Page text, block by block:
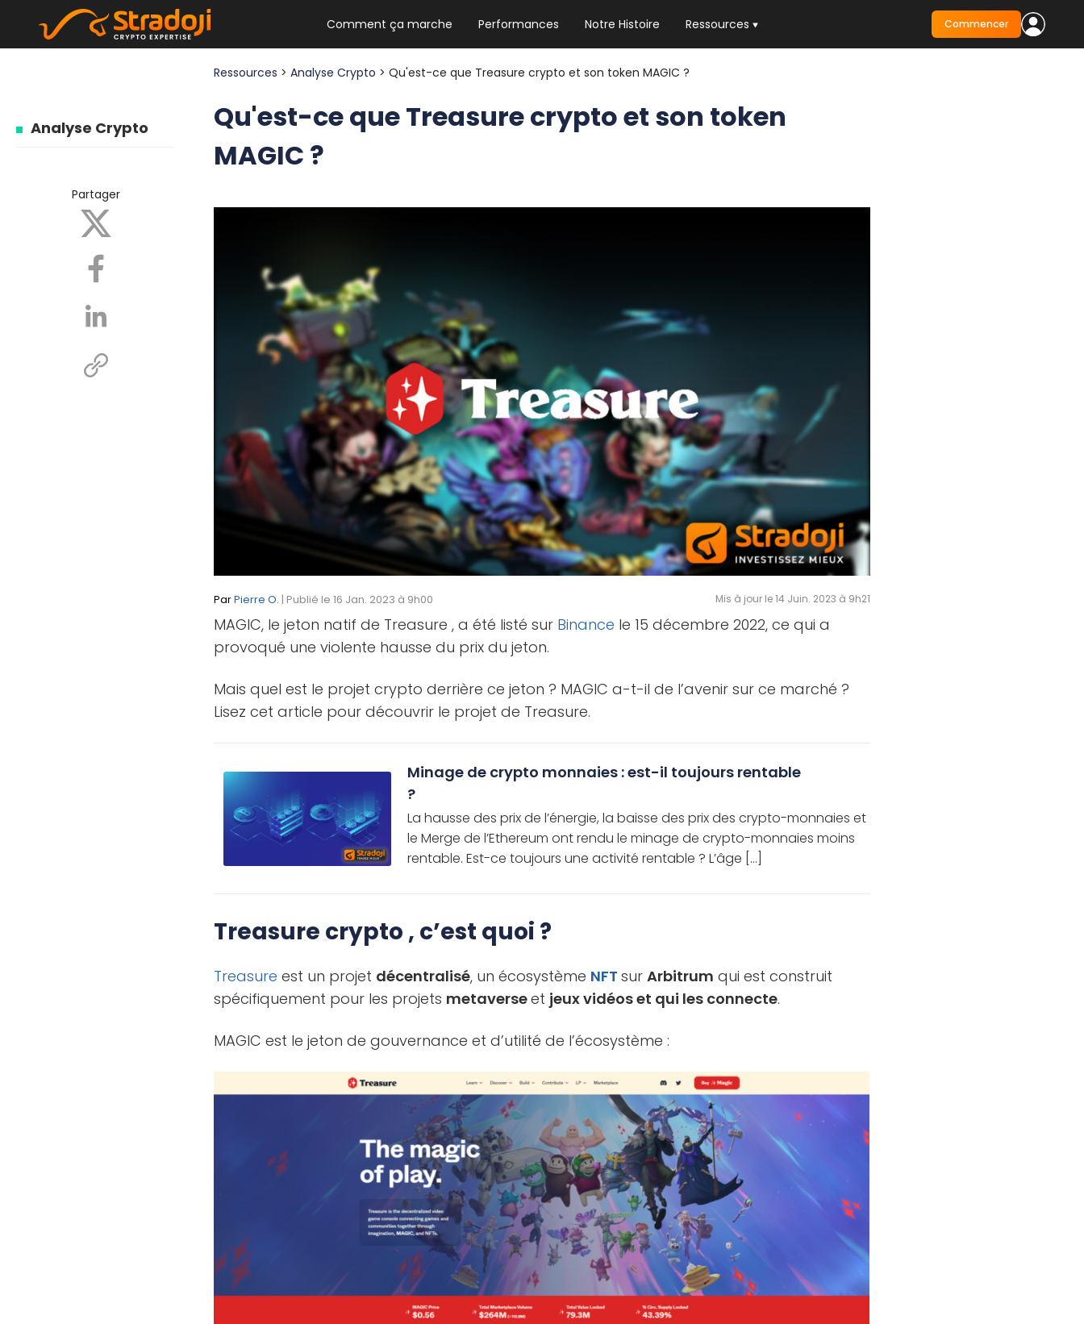
Comment ça marche Performances Notre Histoire Ressources
NEWSLETTER HEBDO
Les news crypto dont vous avez besoin
Commencer
Analyse Crypto
Partager
Ressources >Analyse Crypto > Qu'est-ce que Treasure crypto et son token MAGIC ?
Qu'est-ce que Treasure crypto et son token
MAGIC ?
ParPierre O. | Publié le 16 Jan. 2023 à 9h00 Mis à jour le 14 Juin. 2023 à 9h21
MAGIC, le jeton natif de Treasure , a été listé sur Binance le 15 décembre 2022, ce qui a
provoqué une violente hausse du prix du jeton.
Mais quel est le projet crypto derrière ce jeton ? MAGIC a-t-il de l’avenir sur ce marché ?
Lisez cet article pour découvrir le projet de Treasure.
Minage de crypto monnaies : est-il toujours rentable
?
La hausse des prix de l’énergie, la baisse des prix des crypto-monnaies et
le Merge de l’Ethereum ont rendu le minage de crypto-monnaies moins
rentable. Est-ce toujours une activité rentable ? L’âge […]
Treasure crypto , c’est quoi ?
Treasureest un projet décentralisé, un écosystème NFT surArbitrum qui est construit
spécifiquement pour les projets metaverseet jeux vidéos et qui les connecte.
MAGIC est le jeton de gouvernance et d’utilité de l’écosystème :